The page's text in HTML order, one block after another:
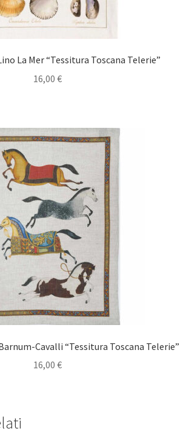
La Mer “Tessitura Toscana Telerie”
16,00 €
Cavalli “Tessitura Toscana Telerie”
16,00 €